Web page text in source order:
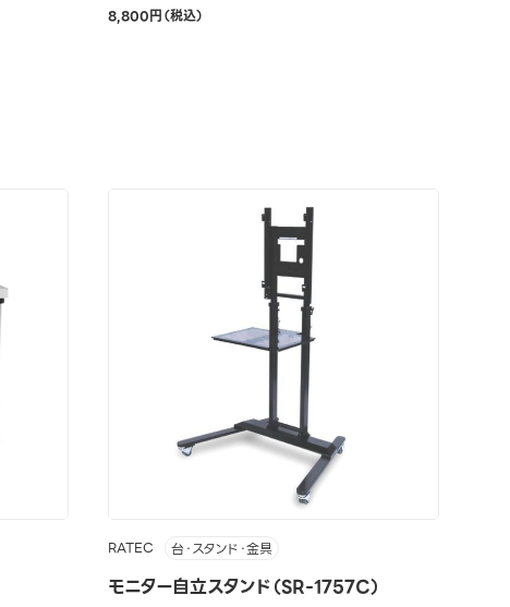
8,800円（税込）
RATEC 台・スタンド・金具
モニター自立スタンド（SR-1757C）